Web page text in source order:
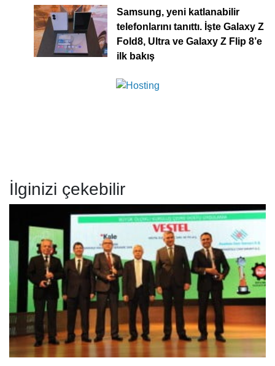
Samsung, yeni katlanabilir
telefonlarını tanıttı. İşte Galaxy Z
Fold8, Ultra ve Galaxy Z Flip 8’e
ilk bakış
İlginizi çekebilir